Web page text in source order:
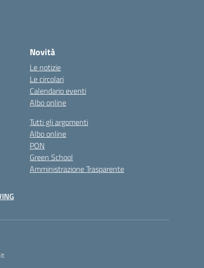
Novità
Le notizie
Le circolari
Calendario eventi
Albo online
Tutti gli argomenti
Albo online
PON
Green School
Amministrazione Trasparente